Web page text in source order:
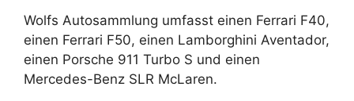
Wolfs Autosammlung umfasst einen Ferrari F40,
einen Ferrari F50, einen Lamborghini Aventador,
einen Porsche 911 Turbo S und einen
Mercedes-Benz SLR McLaren.